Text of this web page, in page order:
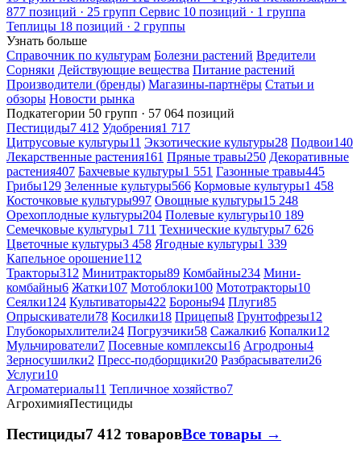
877 позиций · 25 групп Сервис 10 позиций · 1 группа
Теплицы 18 позиций · 2 группы
Узнать больше
Справочник по культурам Болезни растений Вредители
Сорняки Действующие вещества Питание растений
Производители (бренды) Магазины-партнёры Статьи и
обзоры Новости рынка
Подкатегории 50 групп · 57 064 позиций
Пестициды7 412 Удобрения1 717
Цитрусовые культуры11 Экзотические культуры28 Подвои140
Лекарственные растения161 Пряные травы250 Декоративные
растения407 Бахчевые культуры1 551 Газонные травы445
Грибы129 Зеленные культуры566 Кормовые культуры1 458
Косточковые культуры997 Овощные культуры15 248
Орехоплодные культуры204 Полевые культуры10 189
Семечковые культуры1 711 Технические культуры7 626
Цветочные культуры3 458 Ягодные культуры1 339
Капельное орошение112
Тракторы312 Минитракторы89 Комбайны234 Мини-
комбайны6 Жатки107 Мотоблоки100 Мототракторы10
Сеялки124 Культиваторы422 Бороны94 Плуги85
Опрыскиватели78 Косилки18 Прицепы8 Грунтофрезы12
Глубокорыхлители24 Погрузчики58 Сажалки6 Копалки12
Мульчирователи7 Посевные комплексы16 Агродроны4
Зерносушилки2 Пресс-подборщики20 Разбрасыватели26
Услуги10
Агроматериалы11 Тепличное хозяйство7
АгрохимияПестициды
Пестициды7 412 товаровВсе товары →